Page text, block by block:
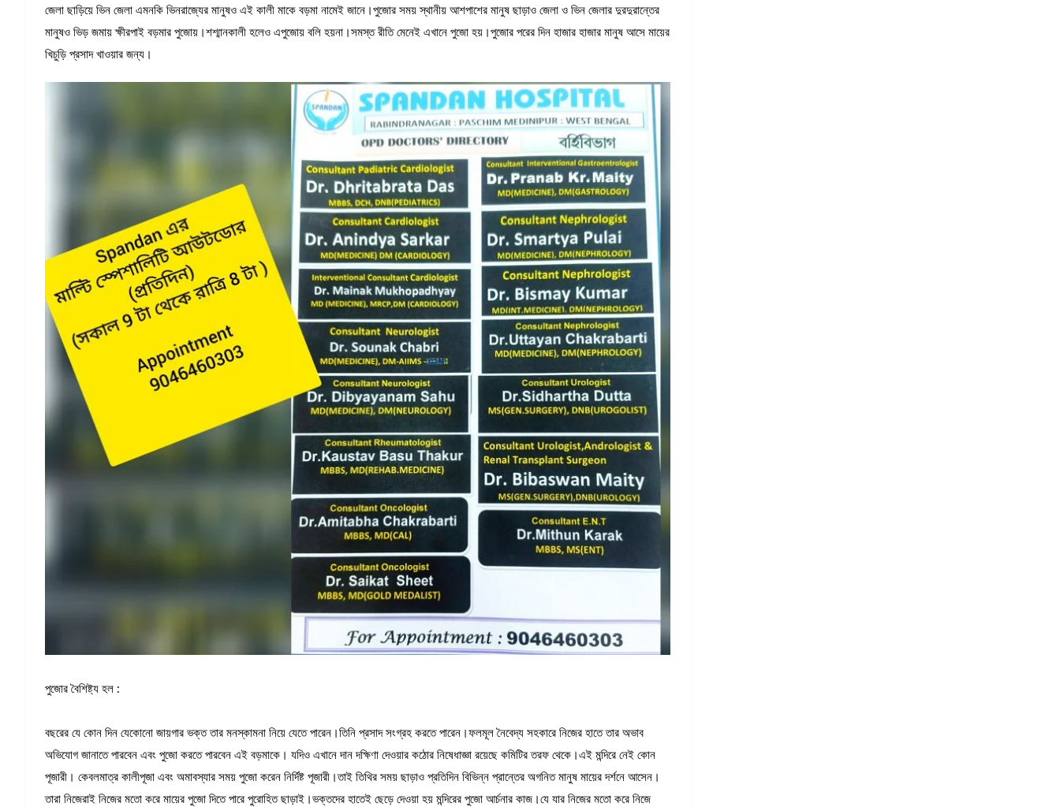
জেলা ছাড়িয়ে ভিন জেলা এমনকি ভিনরাজ্যের মানুষও এই কালী মাকে বড়মা নামেই জানে।পুজোর সময় স্থানীয় আশপাশের মানুষ ছাড়াও জেলা ও ভিন জেলার দুরদুরান্তের
মানুষও ভিড় জমায় ক্ষীরপাই বড়মার পুজোয়।শশ্মানকালী হলেও এপুজোয় বলি হয়না।সমস্ত রীতি মেনেই এখানে পুজো হয়।পুজোর পরের দিন হাজার হাজার মানুষ আসে মায়ের
খিচুড়ি প্রসাদ খাওয়ার জন্য।
পুজোর বৈশিষ্ট্য হল :
বছরের যে কোন দিন যেকোনো জায়গার ভক্ত তার মনস্কামনা নিয়ে যেতে পারেন।তিনি প্রসাদ সংগ্রহ করতে পারেন।ফলমূল নৈবেদ্য সহকারে নিজের হাতে তার অভাব
অভিযোগ জানাতে পারবেন এবং পুজো করতে পারবেন এই বড়মাকে। যদিও এখানে দান দক্ষিণা দেওয়ার কঠোর নিষেধাজ্ঞা রয়েছে কমিটির তরফ থেকে।এই মন্দিরে নেই কোন
পূজারী। কেবলমাত্র কালীপূজা এবং অমাবস্যার সময় পুজো করেন নির্দিষ্ট পূজারী।তাই তিথির সময় ছাড়াও প্রতিদিন বিভিন্ন প্রান্তের অগনিত মানুষ মায়ের দর্শনে আসেন।
তারা নিজেরাই নিজের মতো করে মায়ের পুজো দিতে পারে পুরোহিত ছাড়াই।ভক্তদের হাতেই ছেড়ে দেওয়া হয় মন্দিরের পুজো আর্চনার কাজ।যে যার নিজের মতো করে নিজে